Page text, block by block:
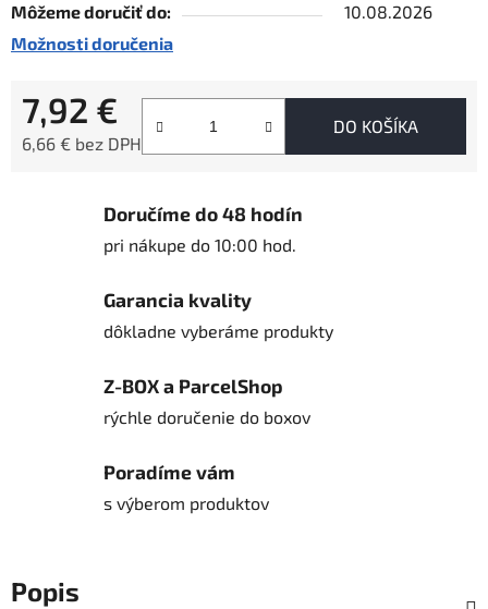
Môžeme doručiť do:
10.08.2026
Možnosti doručenia
7,92 €
6,66 € bez DPH
DO KOŠÍKA
Doručíme do 48 hodín
pri nákupe do 10:00 hod.
Garancia kvality
dôkladne vyberáme produkty
Z-BOX a ParcelShop
rýchle doručenie do boxov
Poradíme vám
s výberom produktov
Popis